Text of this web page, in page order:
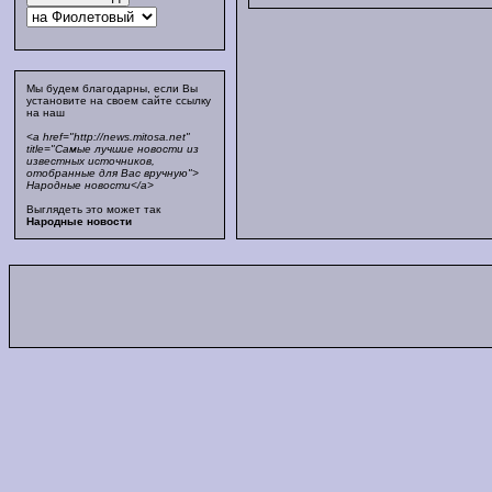
Мы будем благодарны, если Вы
установите на своем сайте ссылку
на наш
<a href="http://news.mitosa.net"
title="Самые лучшие новости из
известных источников,
отобранные для Вас вручную">
Народные новости</a>
Выглядеть это может так
Народные новости